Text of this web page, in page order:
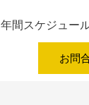
年間スケジュー
お問